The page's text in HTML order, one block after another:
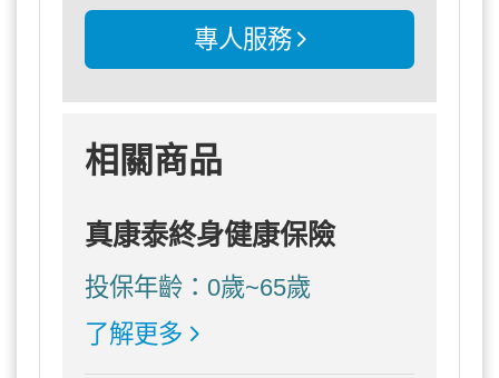
專人服務
相關商品
真康泰終身健康保險
投保年齡：0歲~65歲
了解更多